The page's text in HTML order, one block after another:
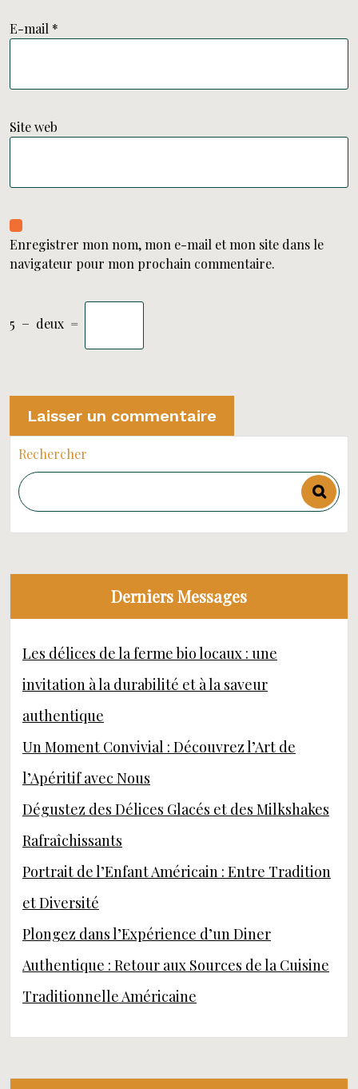
E-mail *
Site web
Enregistrer mon nom, mon e-mail et mon site dans le
navigateur pour mon prochain commentaire.
5 − deux =
Rechercher
Derniers Messages
Les délices de la ferme bio locaux : une
invitation à la durabilité et à la saveur
authentique
Un Moment Convivial : Découvrez l’Art de
l’Apéritif avec Nous
Dégustez des Délices Glacés et des Milkshakes
Rafraîchissants
Portrait de l’Enfant Américain : Entre Tradition
et Diversité
Plongez dans l’Expérience d’un Diner
Authentique : Retour aux Sources de la Cuisine
Traditionnelle Américaine